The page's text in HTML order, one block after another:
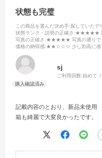
状態も完璧
この商品を選んだ決め手:探していたデ
状態ランク・説明の正確さ :★★★★★ 説
写真の正確さ :★★★★★ 写真の通りで
価格の納得感:★★☆☆☆ 少し割高に感
sj
ご利用回数:始めて
記載内容のとおり、新品未使用
箱も綺麗で大変良かったです。